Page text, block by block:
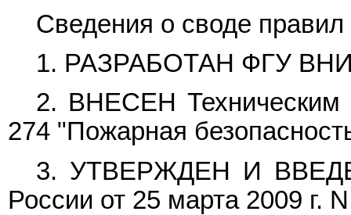
Сведения о своде правил
1. РАЗРАБОТАН ФГУ
2. ВНЕСЕН Техническим
274 "Пожарная
3. УТВЕРЖДЕН И
России от 25 марта 2009 г.